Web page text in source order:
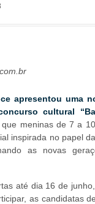
apresentou uma
cultural
meninas de 7 a
inspirada no papel
as novas
até dia 16 de
as candidatas